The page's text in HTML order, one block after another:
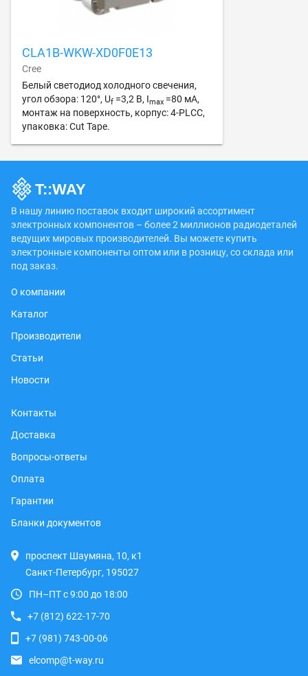
CLA1B-WKW-XD0F0E13
Cree
Белый светодиод холодного свечения,
угол обзора: 120°, Uf =3,2 В, Imax =80 мА,
монтаж на поверхность, корпус: 4-PLCC,
упаковка: Cut Tape.
В нашу линию поставок входит широкий ассортимент
электронных компонентов – более 2 миллионов радиодеталей
ведущих мировых производителей. Вы можете купить
электронные компоненты оптом или в розницу, со склада или
под заказ.
О компании
Каталог
Производители
Статьи
Новости
Контакты
Доставка
Вопросы-ответы
Оплата
Гарантии
Бланки документов
проспект Шаумяна, 10, к1
Санкт-Петербург, 195027
ПН–ПТ с 9:00 до 18:00
+7 (812) 622-17-70
+7 (981) 743-00-06
elcomp@t-way.ru